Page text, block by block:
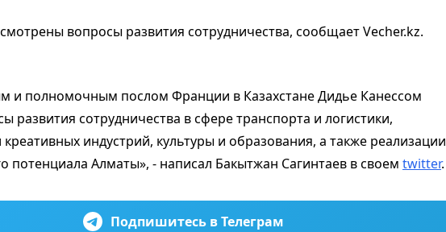
вопросы развития сотрудничества, сообщает Vecher.kz.
и полномочным послом Франции в Казахстане Дидье Канессом
развития сотрудничества в сфере транспорта и логистики,
индустрий, культуры и образования, а также реализации
потенциала Алматы», - написал Бакытжан Сагинтаев в своем twitter.
Подпишитесь в Телеграм